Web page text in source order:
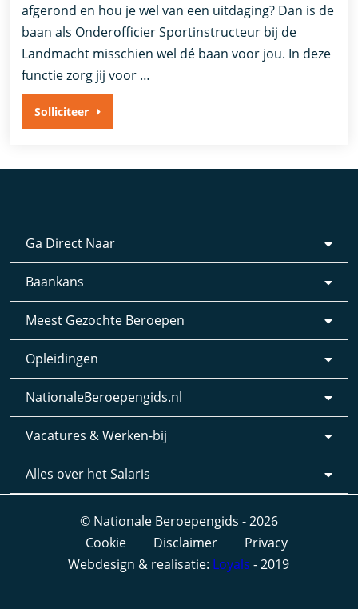
afgerond en hou je wel van een uitdaging? Dan is de
baan als Onderofficier Sportinstructeur bij de
Landmacht misschien wel dé baan voor jou. In deze
functie zorg jij voor …
Solliciteer
Ga Direct Naar
Baankans
Meest Gezochte Beroepen
Opleidingen
NationaleBeroepengids.nl
Vacatures & Werken-bij
Alles over het Salaris
© Nationale Beroepengids - 2026
Cookie
Disclaimer
Privacy
Webdesign & realisatie: Loyals - 2019